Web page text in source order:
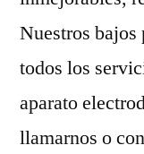
Nuestros bajos
todos los
aparato
llamarnos o